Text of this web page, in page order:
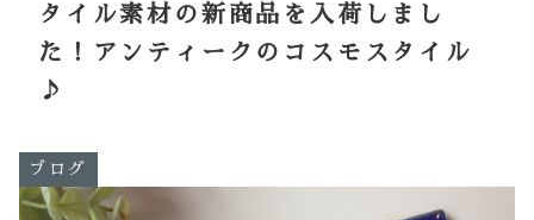
タイル素材の新商品を入荷しまし
た！アンティークのコスモスタイル
♪
ブログ